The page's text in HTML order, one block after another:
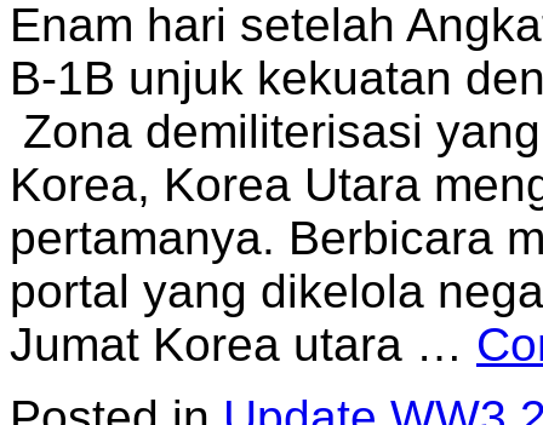
Enam hari setelah
B-1B unjuk kekuatan
Zona demiliterisasi
Korea, Korea Utara
pertamanya. Berbicara
portal yang dikelola
Jumat Korea utara …